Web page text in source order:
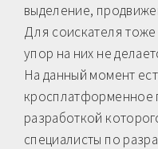
выделение,
Для соискателя тоже
упор на них не
На данный момент
кросплатформенное
разработкой
специалисты по